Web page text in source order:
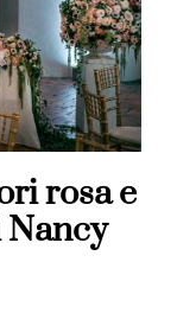
rosa e
Nancy